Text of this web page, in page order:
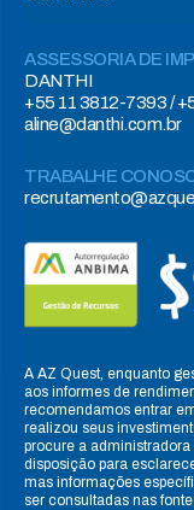
ASSESSORIA DE
DANTHI
+55 11 3812-7393 /
aline@danthi.com.br
TRABALHE
A AZ Quest, enquanto
aos informes de
recomendamos entrar
realizou seus
procure a
disposição para
mas informações
ser consultadas nas